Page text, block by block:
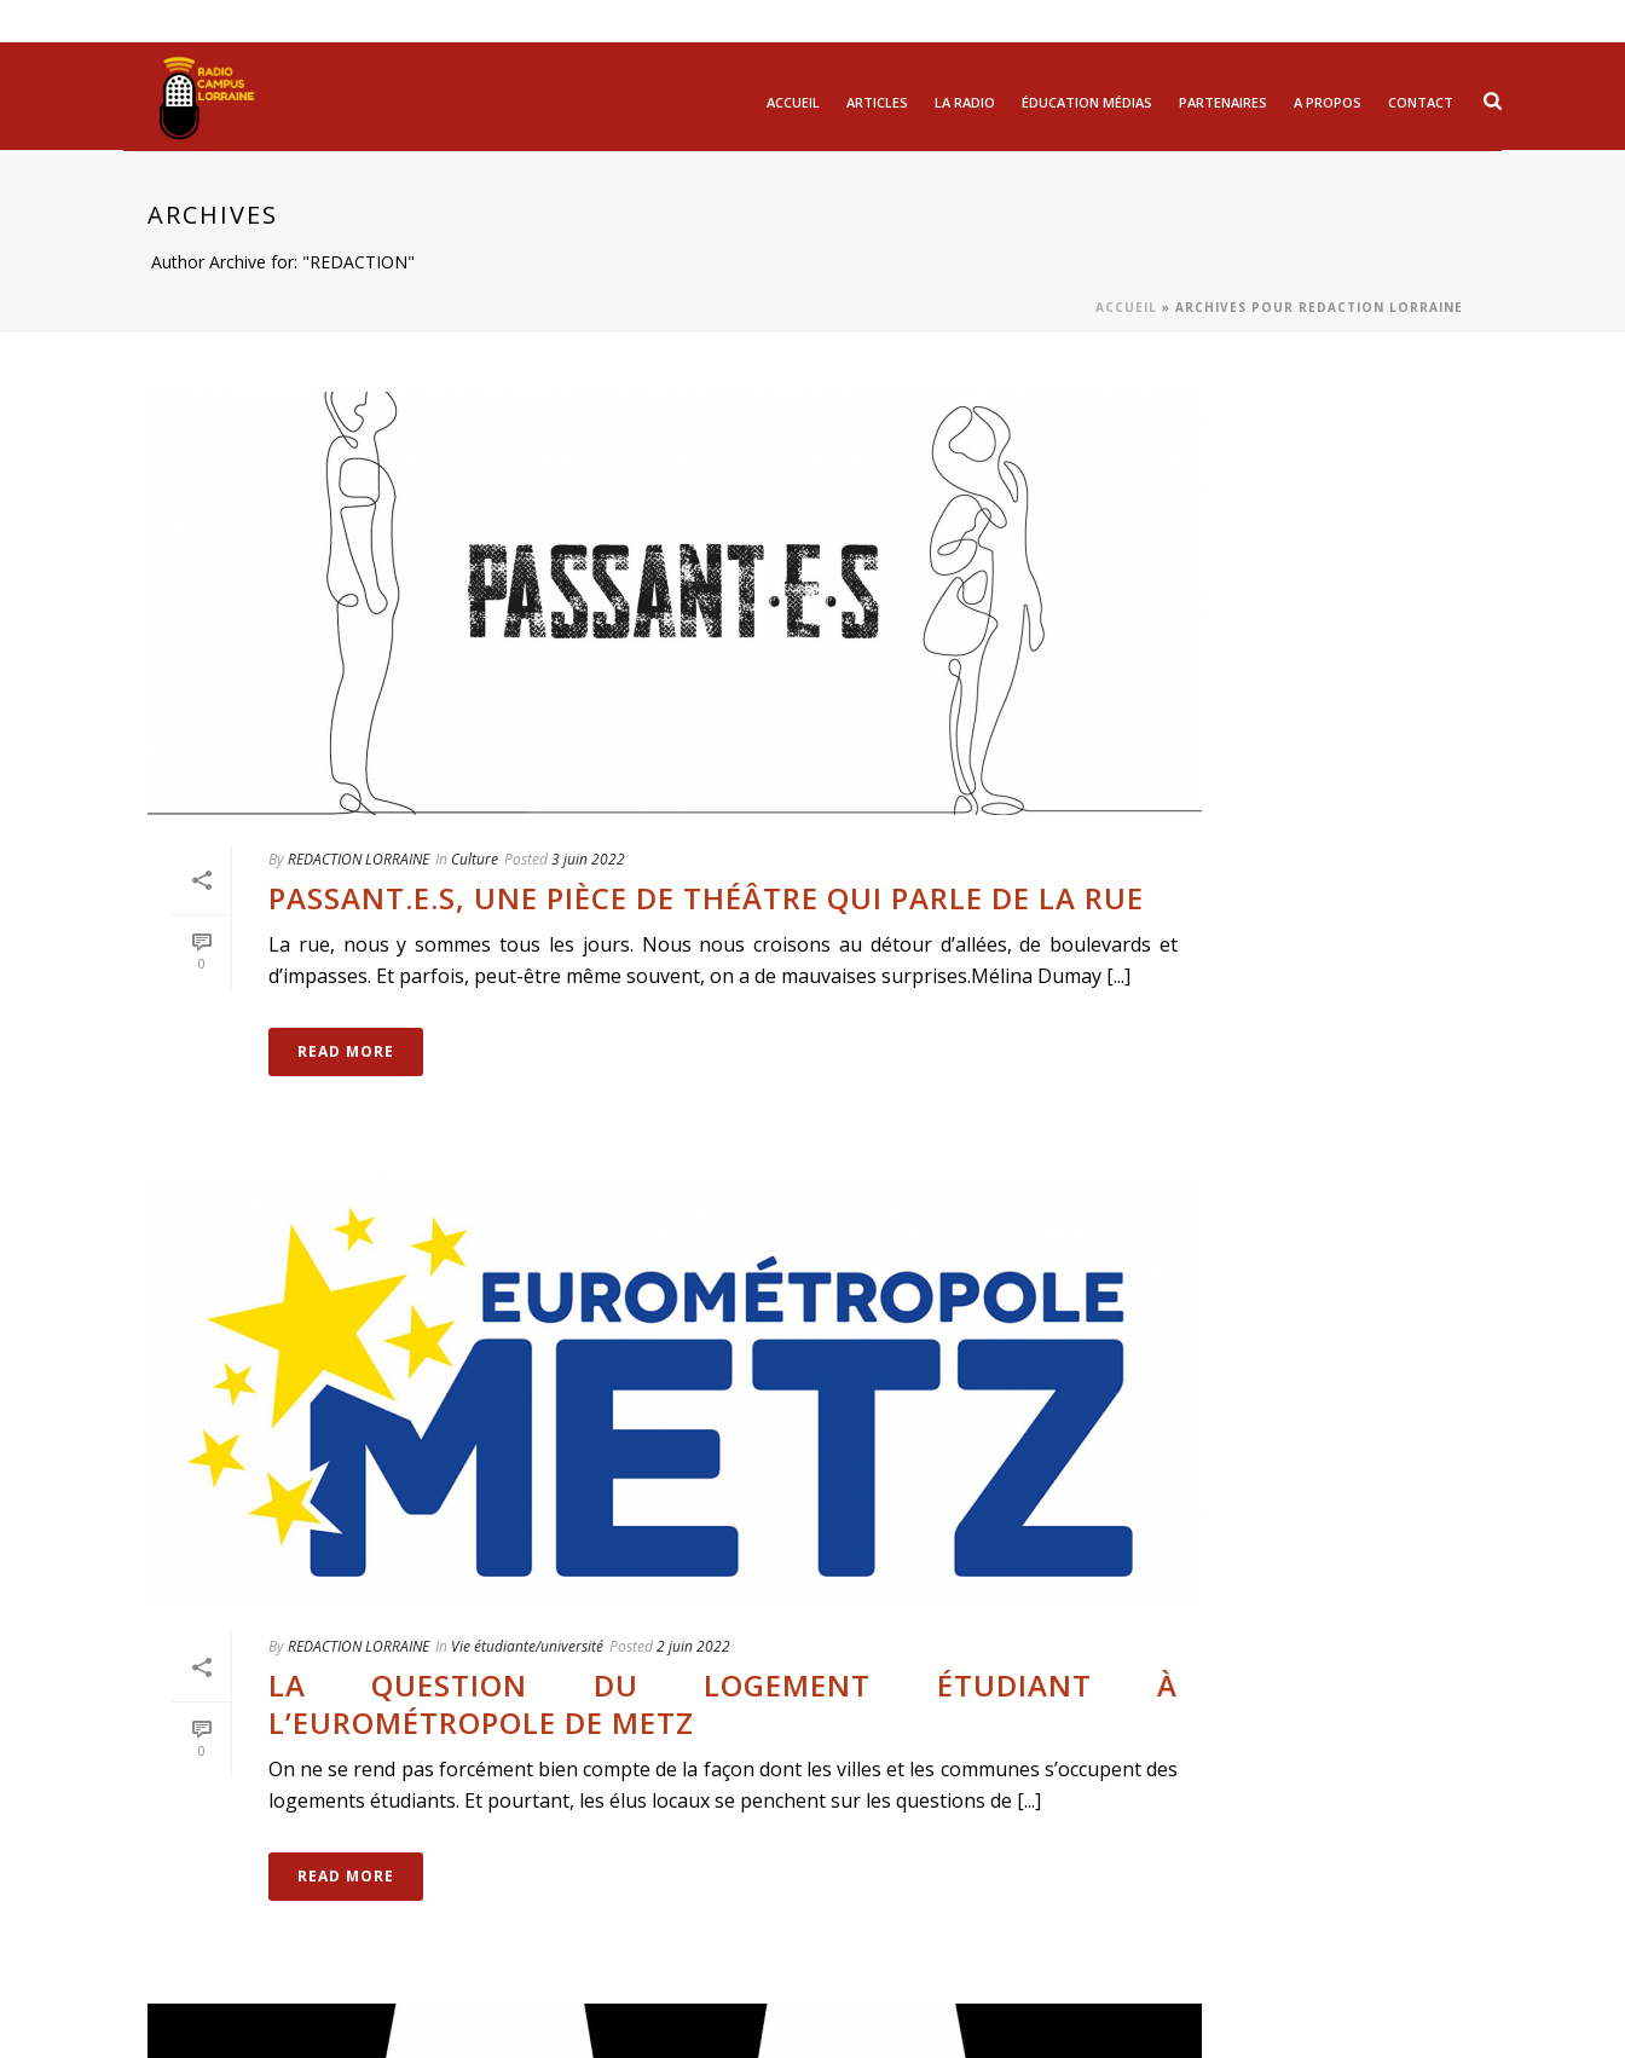
ACCUEIL ARTICLES LA RADIO ÉDUCATION MÉDIAS PARTENAIRES A PROPOS CONTACT
ARCHIVES
Author Archive for: "REDACTION"
ACCUEIL » ARCHIVES POUR REDACTION LORRAINE
0
ByREDACTION LORRAINE In Culture Posted3 juin 2022
PASSANT.E.S, UNE PIÈCE DE THÉÂTRE QUI PARLE DE LA RUE
La rue, nous y sommes tous les jours. Nous nous croisons au détour d’allées, de boulevards et
d’impasses. Et parfois, peut-être même souvent, on a de mauvaises surprises.Mélina Dumay [...]
READ MORE
0
ByREDACTION LORRAINE In Vie étudiante/université Posted2 juin 2022
LA QUESTION DU LOGEMENT ÉTUDIANT À
L’EUROMÉTROPOLE DE METZ
On ne se rend pas forcément bien compte de la façon dont les villes et les communes s’occupent des
logements étudiants. Et pourtant, les élus locaux se penchent sur les questions de [...]
READ MORE